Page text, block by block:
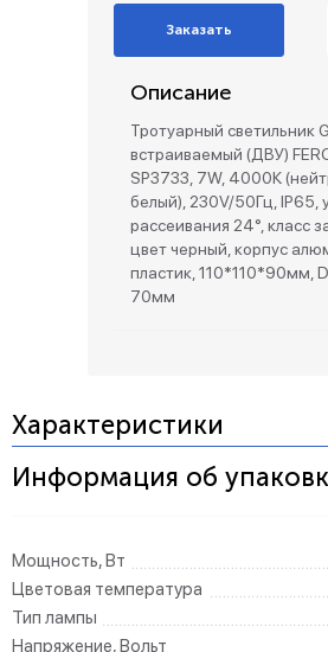
Заказать
Описание
Тротуарный светильник
встраиваемый (ДВУ)
SP3733, 7W, 4000К
белый), 230V/50Гц, IP65,
рассеивания 24°, класс
цвет черный, корпус
пластик, 110*110*90мм,
70мм
Характеристики
Информация об
Мощность, Вт
Цветовая температура
Тип лампы
Напряжение, Вольт